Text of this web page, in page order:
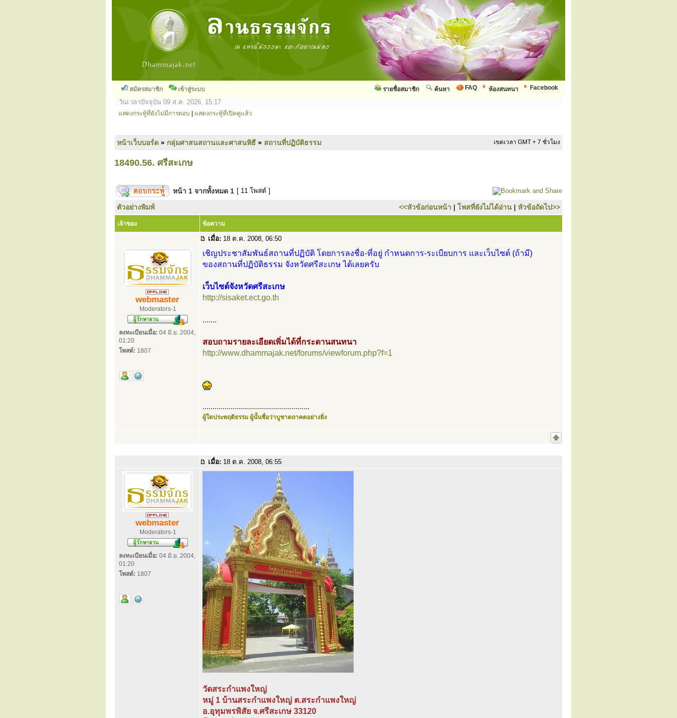
สมัครสมาชิก เข้าสู่ระบบ Facebook
ห้องสนทนา
FAQ
ค้นหา
รายชื่อสมาชิก
วันเวลาปัจจุบัน 09 ส.ค. 2026, 15:17
แสดงกระทู้ที่ยังไม่มีการตอบ แสดงกระทู้ที่เปิดดูแล้ว
หน้าเว็บบอร์ด » กลุ่มศาสนสถานและศาสนพิธี » สถานที่ปฏิบัติธรรม เขตเวลา GMT + 7 ชั่วโมง
18490.56. ศรีสะเกษ
หน้า 1 จากทั้งหมด 1 [ 11 โพสต์ ]
ตัวอย่างพิมพ์ <<หัวข้อก่อนหน้า | โพสที่ยังไม่ได้อ่าน | หัวข้อถัดไป>>
เจ้าของ ข้อความ
เมื่อ: 18 ต.ค. 2008, 06:50
webmaster
Moderators-1
ลงทะเบียนเมื่อ: 04 มิ.ย. 2004,
01:20
โพสต์: 1807
เชิญประชาสัมพันธ์สถานที่ปฏิบัติ โดยการลงชื่อ-ที่อยู่ กำหนดการ-ระเบียบการ และเว็บไซต์ (ถ้ามี)
ของสถานที่ปฏิบัติธรรม จังหวัดศรีสะเกษ ได้เลยครับ
เว็บไซต์จังหวัดศรีสะเกษ
http://sisaket.ect.go.th
.......
สอบถามรายละเอียดเพิ่มได้ที่กระดานสนทนา
http://www.dhammajak.net/forums/viewforum.php?f=1
.....................................................
ผู้ใดประพฤติธรรม ผู้นั้นชื่อว่าบูชาตถาคตอย่างยิ่ง
เมื่อ: 18 ต.ค. 2008, 06:55
webmaster
Moderators-1
ลงทะเบียนเมื่อ: 04 มิ.ย. 2004,
01:20
โพสต์: 1807
วัดสระกำแพงใหญ่
หมู่ 1 บ้านสระกำแพงใหญ่ ต.สระกำแพงใหญ่
อ.อุทุมพรพิสัย จ.ศรีสะเกษ 33120